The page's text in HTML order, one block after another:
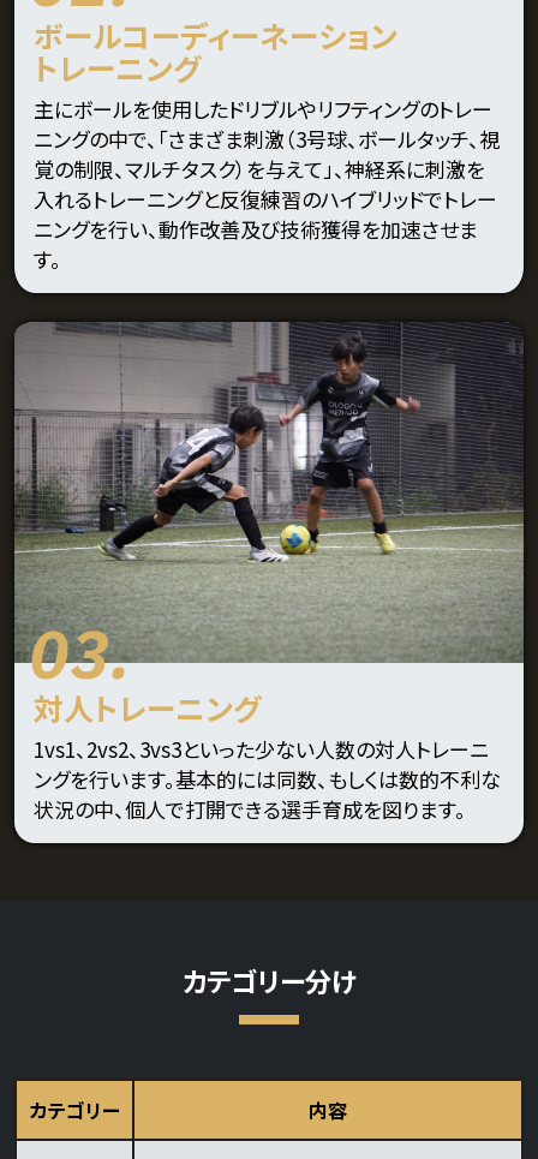
ボールコーディーネーション
トレーニング
主にボールを使用したドリブルやリフティングのトレー
ニングの中で、「さまざま刺激（3号球、ボールタッチ、視
覚の制限、マルチタスク）を与えて」、神経系に刺激を
入れるトレーニングと反復練習のハイブリッドでトレー
ニングを行い、動作改善及び技術獲得を加速させま
す。
03.
対人トレーニング
1vs1、2vs2、3vs3といった少ない人数の対人トレーニ
ングを行います。基本的には同数、もしくは数的不利な
状況の中、個人で打開できる選手育成を図ります。
カテゴリー分け
カテゴリー 内容